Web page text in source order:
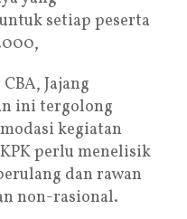
setiap peserta
Jajang
ini tergolong
kegiatan
perlu menelisik
dan rawan
non-rasional.